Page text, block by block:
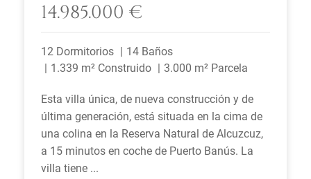
14.985.000 €
12 Dormitorios
14 Baños
1.339 m² Construido
3.000 m² Parcela
Esta villa única, de nueva construcción y de
última generación, está situada en la cima de
una colina en la Reserva Natural de Alcuzcuz,
a 15 minutos en coche de Puerto Banús. La
villa tiene ...